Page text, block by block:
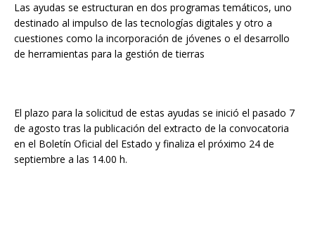
Las ayudas se estructuran en dos programas temáticos, uno
destinado al impulso de las tecnologías digitales y otro a
cuestiones como la incorporación de jóvenes o el desarrollo
de herramientas para la gestión de tierras
El plazo para la solicitud de estas ayudas se inició el pasado 7
de agosto tras la publicación del extracto de la convocatoria
en el Boletín Oficial del Estado y finaliza el próximo 24 de
septiembre a las 14.00 h.